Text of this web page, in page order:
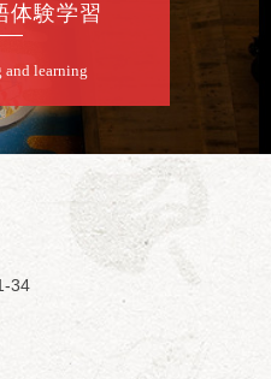
）
会④
うこわい」／桂三度「青
ュージック野菜ステーショ
胴乱の幸助」／代走みつく
ゃねんあれこれ」
時30分開場）全席指定
3,500円
のらくご会予約事務局
：
体験学習
and learning
34